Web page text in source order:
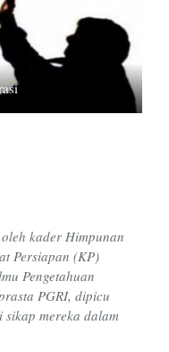
kader Himpunan
Persiapan (KP)
Pengetahuan
PGRI, dipicu
mereka dalam